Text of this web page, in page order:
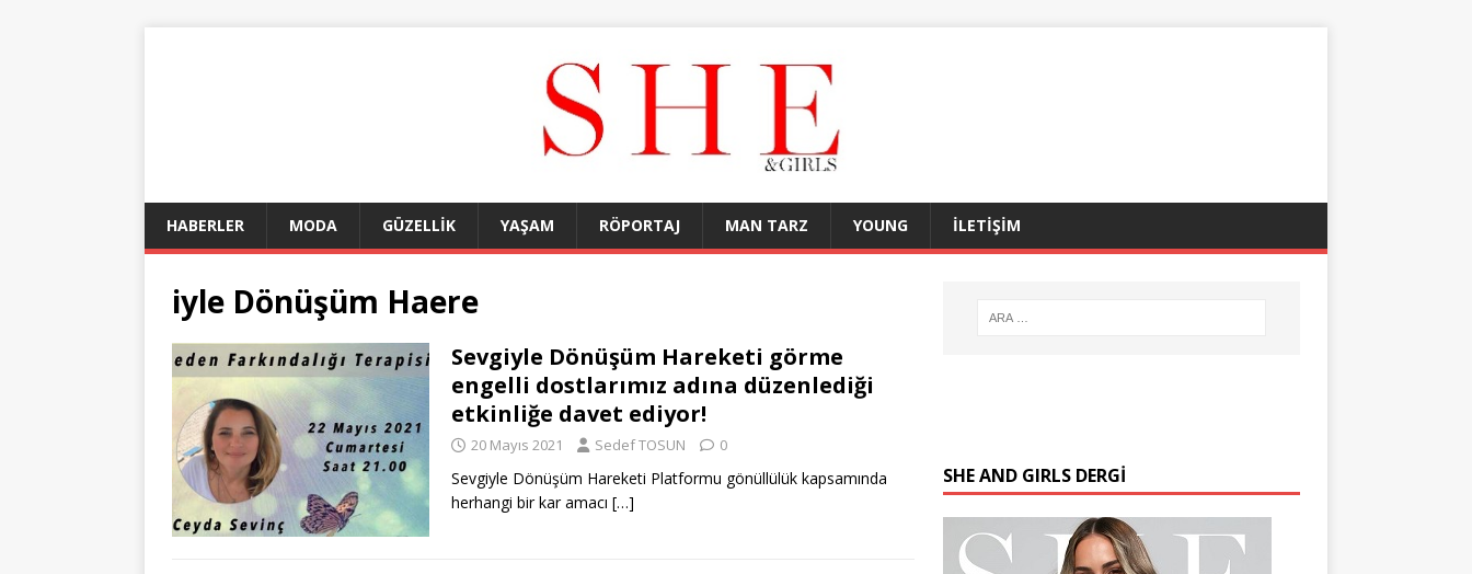
HABERLER MODA GÜZELLİK YAŞAM RÖPORTAJ MAN TARZ YOUNG İLETİŞİM
iyle Dönüşüm Haere
Sevgiyle Dönüşüm Hareketi görme
engelli dostlarımız adına düzenlediği
etkinliğe davet ediyor!
20 Mayıs 2021 Sedef TOSUN 0
Sevgiyle Dönüşüm Hareketi Platformu gönüllülük kapsamında
herhangi bir kar amacı […]
SHE AND GIRLS DERGİ